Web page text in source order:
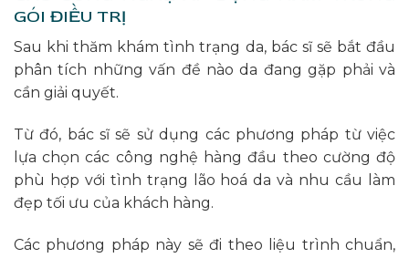
GÓI ĐIỀU TRỊ
Sau khi thăm khám tình trạng da, bác sĩ sẽ bắt đầu
phân tích những vấn đề nào da đang gặp phải và
cần giải quyết.
Từ đó, bác sĩ sẽ sử dụng các phương pháp từ việc
lựa chọn các công nghệ hàng đầu theo cường độ
phù hợp với tình trạng lão hoá da và nhu cầu làm
đẹp tối ưu của khách hàng.
Các phương pháp này sẽ đi theo liệu trình chuẩn,